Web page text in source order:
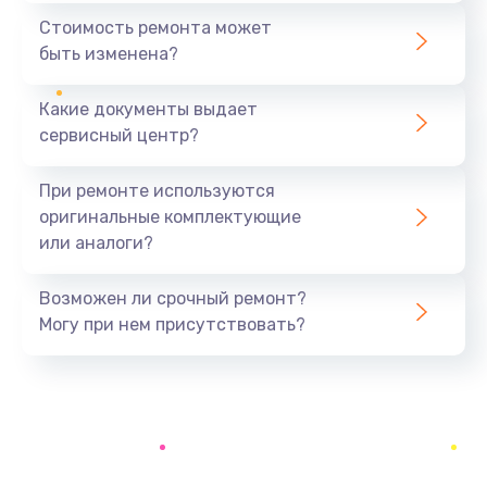
3900 руб.
Настройка Wi-Fi
Заказать
Ремонт петель крышки
Заказать
Стоимость ремонта может
быть изменена?
Какие документы выдает
сервисный центр?
При ремонте используются
оригинальные комплектующие
или аналоги?
Возможен ли срочный ремонт?
Могу при нем присутствовать?